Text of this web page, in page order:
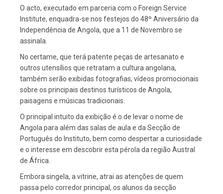
O acto, executado em parceria com o Foreign Service
Institute, enquadra-se nos festejos do 48º Aniversário da
Independência de Angola, que a 11 de Novembro se
assinala.
No certame, que terá patente peças de artesanato e
outros utensílios que retratam a cultura angolana,
também serão exibidas fotografias, vídeos promocionais
sobre os principais destinos turísticos de Angola,
paisagens e músicas tradicionais.
O principal intuito da exibição é o de levar o nome de
Angola para além das salas de aula e da Secção de
Português do Instituto, bem como despertar a curiosidade
e o interesse em descobrir esta pérola da região Austral
de África.
Embora singela, a vitrine, atrai as atenções de quem
passa pelo corredor principal, os alunos da secção